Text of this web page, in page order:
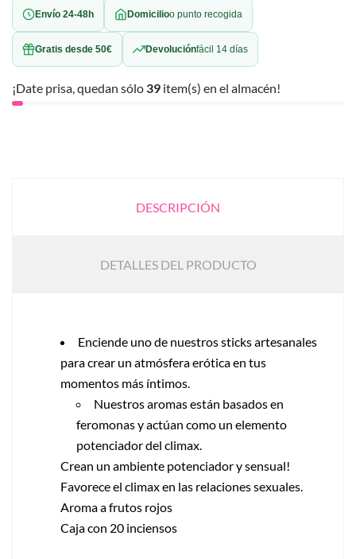
Envío 24-48h Domicilioo punto recogida
Gratis desde 50€ Devoluciónfácil 14 días
¡Date prisa, quedan sólo 39 item(s) en el almacén!
DESCRIPCIÓN
DETALLES DEL PRODUCTO
Enciende uno de nuestros sticks artesanales
para crear un atmósfera erótica en tus
momentos más íntimos.
Nuestros aromas están basados en
feromonas y actúan como un elemento
potenciador del climax.
Crean un ambiente potenciador y sensual!
Favorece el climax en las relaciones sexuales.
Aroma a frutos rojos
Caja con 20 inciensos